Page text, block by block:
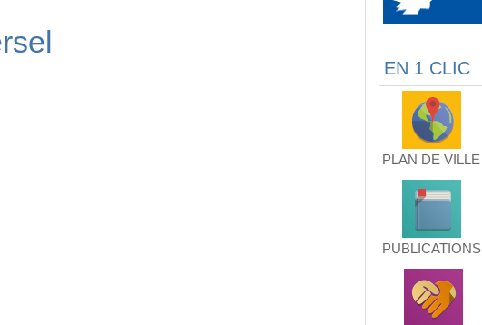
EN 1 CLIC
PLAN DE VILLE
PUBLICATIONS